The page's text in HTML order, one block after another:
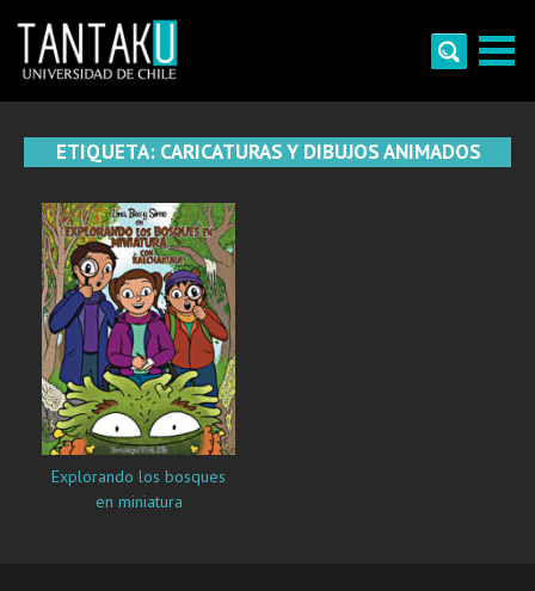
content
ETIQUETA: CARICATURAS Y DIBUJOS ANIMADOS
Explorando los bosques
en miniatura